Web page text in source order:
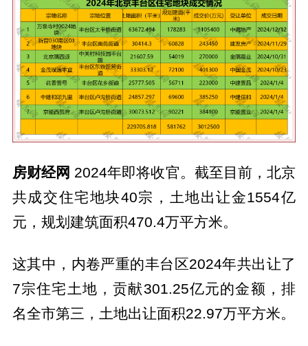
房财经网 2024年即将收官。截至目前，北京
共成交住宅地块40宗，土地出让金1554亿
元，规划建筑面积470.4万平方米。
这其中，内卷严重的丰台区2024年共出让了
7宗住宅土地，贡献301.25亿元的金额，排
名全市第三，土地出让面积22.97万平方米。